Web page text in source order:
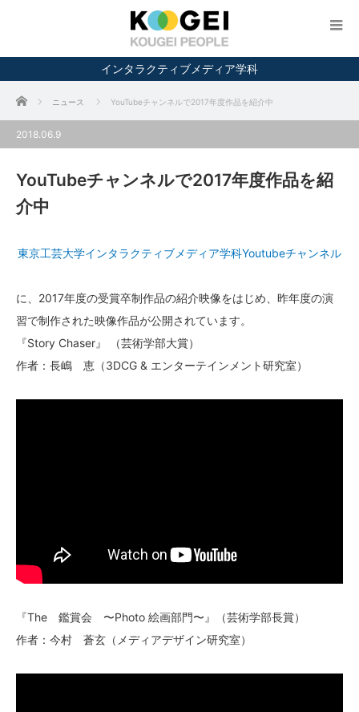
インタラクティブメディア学科
ホーム ニュース YouTubeチャンネルで2017年度作品を紹介中
2018.06.9
YouTubeチャンネルで2017年度作品を紹
介中
東京工芸大学インタラクティブメディア学科Youtubeチャンネル
に、2017年度の受賞卒制作品の紹介映像をはじめ、昨年度の演
習で制作された映像作品が公開されています。
『Story Chaser』 （芸術学部大賞）
作者：長嶋 恵（3DCG & エンターテインメント研究室）
『The 鑑賞会 〜Photo 絵画部門〜』（芸術学部長賞）
作者：今村 蒼玄（メディアデザイン研究室）